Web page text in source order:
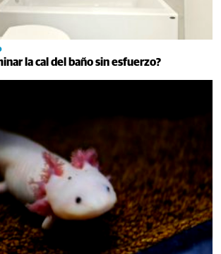
la cal del baño sin esfuerzo?